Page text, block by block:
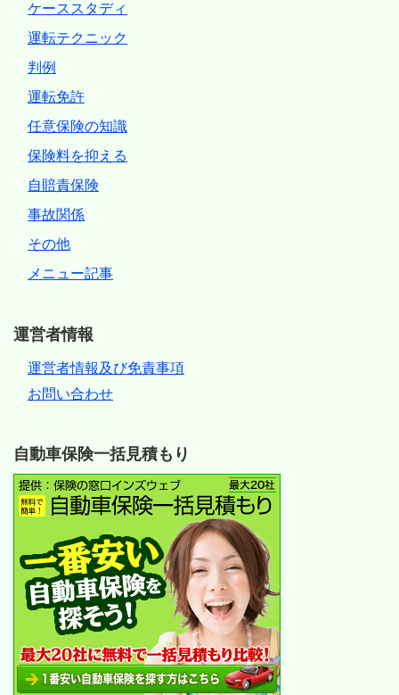
ケーススタディ
運転テクニック
判例
運転免許
任意保険の知識
保険料を抑える
自賠責保険
事故関係
その他
メニュー記事
運営者情報
運営者情報及び免責事項
お問い合わせ
自動車保険一括見積もり